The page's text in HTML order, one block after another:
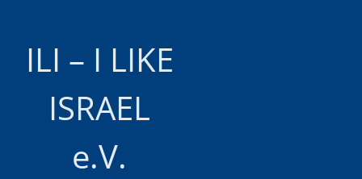
ILI – I LIKE
ISRAEL
e.V.